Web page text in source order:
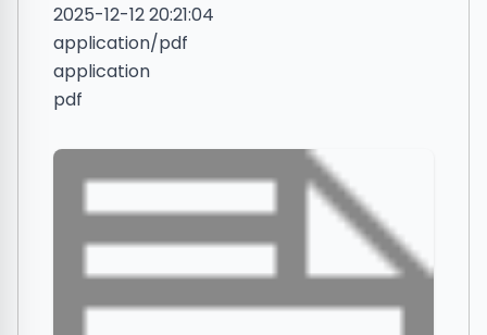
2025-12-12 20:21:04
application/pdf
application
pdf